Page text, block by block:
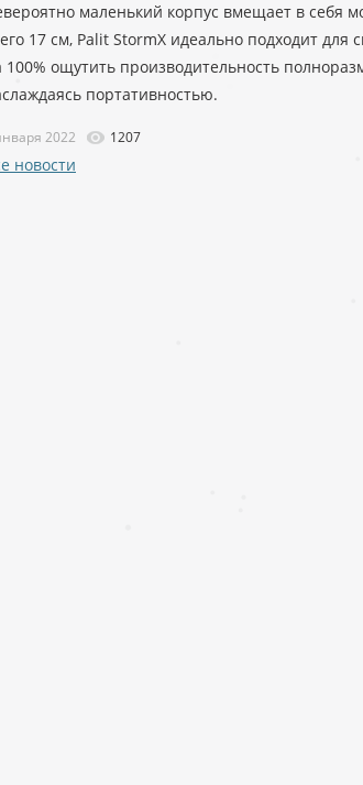
маленький корпус вмещает в себя
17 см, Palit StormX идеально подходит
100% ощутить производительность
портативностью.
2022 1207
новости